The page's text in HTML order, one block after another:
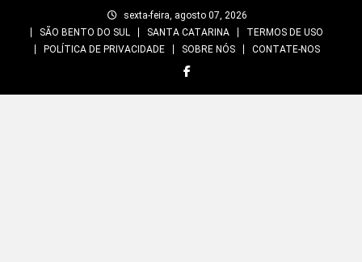
sexta-feira, agosto 07, 2026
SÃO BENTO DO SUL
SANTA CATARINA
TERMOS DE USO
POLÍTICA DE PRIVACIDADE
SOBRE NÓS CONTATE-NOS